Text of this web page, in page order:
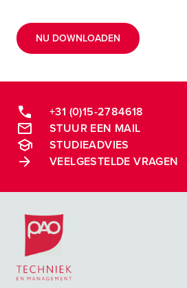
NU DOWNLOADEN
+31 (0)15-2784618
STUUR EEN MAIL
STUDIEADVIES
VEELGESTELDE VRAGEN
Postacademische cursussen,